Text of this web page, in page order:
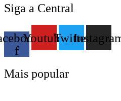
Siga a Central
f
YoutubeTwitter
Mais popular